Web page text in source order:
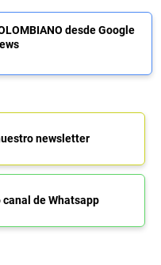
desde Google
newsletter
de Whatsapp